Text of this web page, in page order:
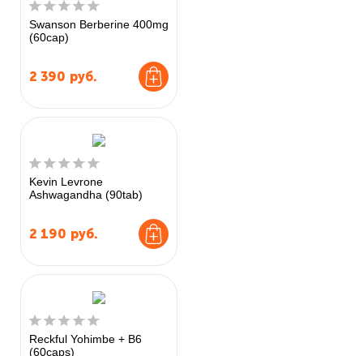
Swanson Berberine 400mg
(60cap)
2 390 руб.
Kevin Levrone
Ashwagandha (90tab)
2 190 руб.
Reckful Yohimbe + B6
(60caps)